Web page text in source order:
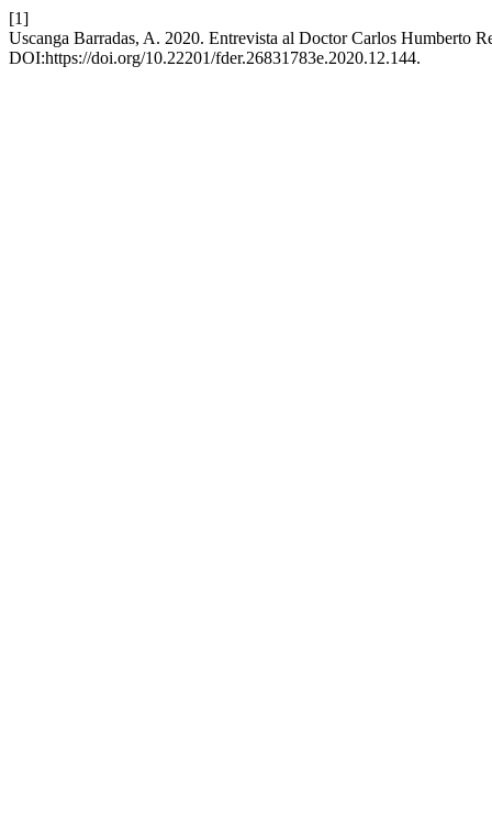
[1]
Uscanga Barradas, A. 2020. Entrevista al Doctor Carlos Humberto
DOI:https://doi.org/10.22201/fder.26831783e.2020.12.144.